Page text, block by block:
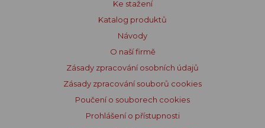
Ke stažení
Katalog produktů
Návody
O naší firmě
Zásady zpracování osobních údajů
Zásady zpracování souborů cookies
Poučení o souborech cookies
Prohlášení o přístupnosti